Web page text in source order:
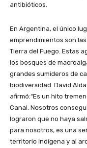
antibióticos.
En Argentina, el único
emprendimientos son
Tierra del Fuego. Estas
los bosques de
grandes sumideros de
biodiversidad. David
afirmó:“Es un hito
Canal. Nosotros
lograron que no haya
para nosotros, es una
territorio indígena y al